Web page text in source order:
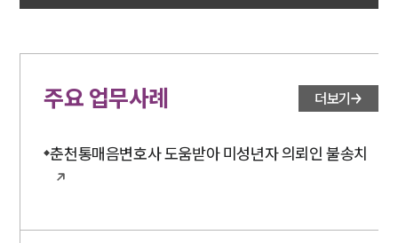
소식/자료
법률 블로그
주요 업무사례 더보기
춘천통매음변호사 도움받아 미성년자 의뢰인 불송치